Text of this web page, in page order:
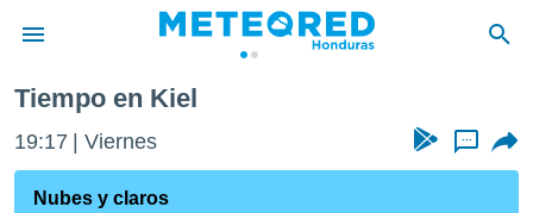
de
ha sido
Tiempo en Kiel
19:17 Viernes ...
Nubes y claros